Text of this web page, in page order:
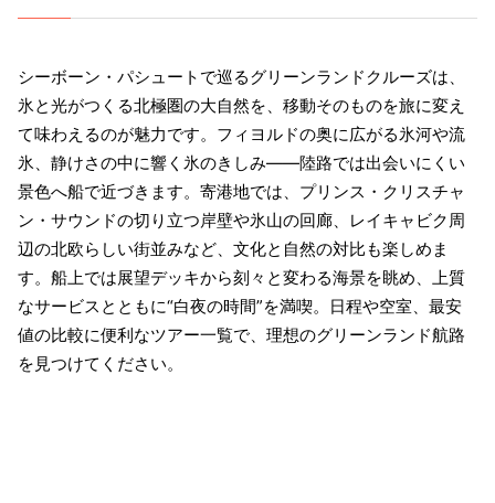
シーボーン・パシュートで巡るグリーンランドクルーズは、
氷と光がつくる北極圏の大自然を、移動そのものを旅に変え
て味わえるのが魅力です。フィヨルドの奥に広がる氷河や流
氷、静けさの中に響く氷のきしみ――陸路では出会いにくい
景色へ船で近づきます。寄港地では、プリンス・クリスチャ
ン・サウンドの切り立つ岸壁や氷山の回廊、レイキャビク周
辺の北欧らしい街並みなど、文化と自然の対比も楽しめま
す。船上では展望デッキから刻々と変わる海景を眺め、上質
なサービスとともに“白夜の時間”を満喫。日程や空室、最安
値の比較に便利なツアー一覧で、理想のグリーンランド航路
を見つけてください。